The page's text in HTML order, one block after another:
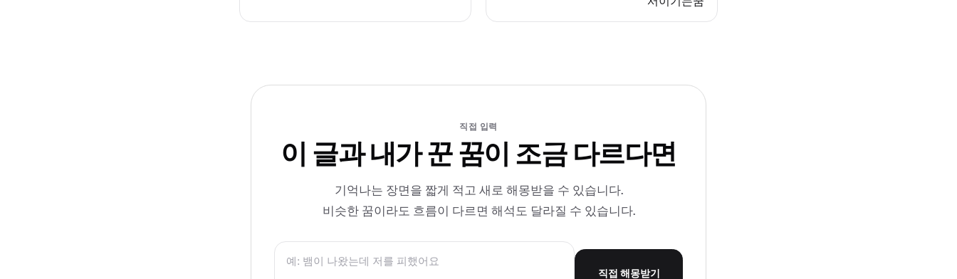
직접 입력
이 글과 내가 꾼 꿈이 조금 다르다면
기억나는 장면을 짧게 적고 새로 해몽받을 수 있습니다.
비슷한 꿈이라도 흐름이 다르면 해석도 달라질 수 있습니다.
직접 해몽받기